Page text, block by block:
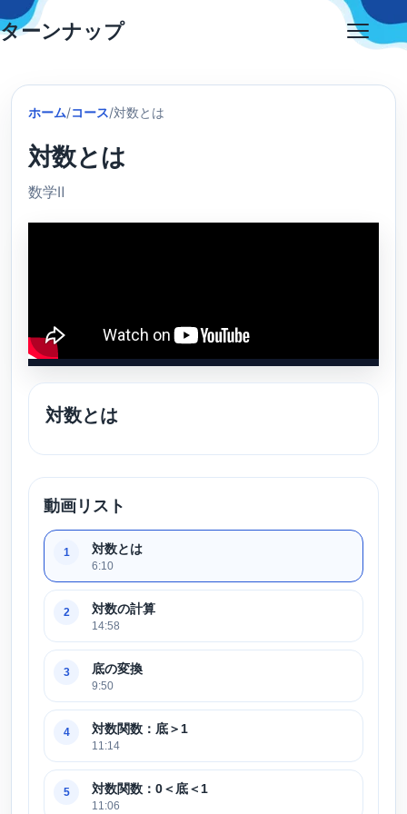
Skip
to
ターンナップ
ホーム/コース/対数とは
対数とは
数学Ⅱ
対数とは
動画リスト
1 対数とは
6:10
2 対数の計算
14:58
3 底の変換
9:50
4 対数関数：底＞1
11:14
5 対数関数：0＜底＜1
11:06